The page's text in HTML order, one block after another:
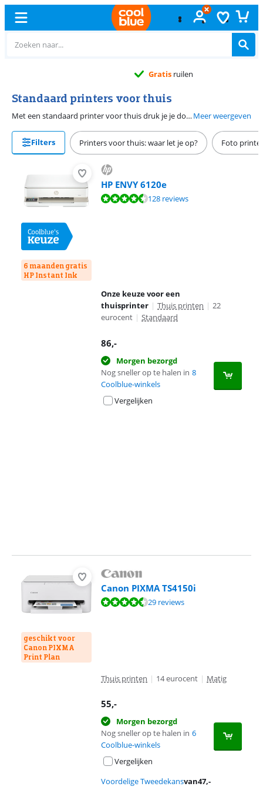
Gratis ruilen
Standaard printers voor thuis
Met een standaard printer voor thuis druk je je documenten dubbelzijdig af als jij dat wilt. Er zijn standaard printers om vaak mee te printen en printers die geschikt zijn om zo nu en dan een afdruk mee te maken. Kies voor een fotoprinter als je bijvoorbeeld ook graag je vakantiefoto's af wilt drukken.Meer weergeven
Filters Printers voor thuis: waar let je op? Foto
6 maanden gratis
HP Instant Ink
HP ENVY 6120e
Beoordeling is 8,9 van de 10, gebaseerd op 128 reviews.
128 reviews
Onze keuze voor een
thuisprinter | Thuis printen | 22
eurocent | Standaard
86,-
Morgen bezorgd
Nog sneller op te halen in 8
Coolblue-winkels
Vergelijken
geschikt voor
Canon PIXMA
Print Plan
Canon PIXMA TS4150i
Beoordeling is 8,6 van de 10, gebaseerd op 29 reviews.
29 reviews
Thuis printen | 14 eurocent | Matig
55,-
Morgen bezorgd
Nog sneller op te halen in 6
Coolblue-winkels
Vergelijken
Voordelige Tweedekansvan47,-